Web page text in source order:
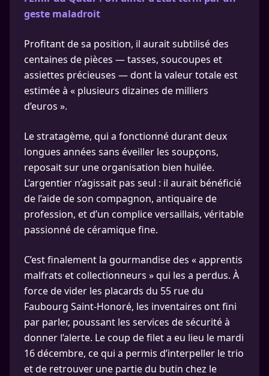
geste maladroit
Profitant de sa position, il aurait subtilisé des
centaines de pièces — tasses, soucoupes et
assiettes précieuses — dont la valeur totale est
estimée à « plusieurs dizaines de milliers
d’euros ».
Le stratagème, qui a fonctionné durant deux
longues années sans éveiller les soupçons,
reposait sur une organisation bien huilée.
L’argentier n’agissait pas seul : il aurait bénéficié
de l’aide de son compagnon, antiquaire de
profession, et d’un complice versaillais, véritable
passionné de céramique fine.
C’est finalement la gourmandise des « apprentis
malfrats et collectionneurs » qui les a perdus. À
force de vider les placards du 55 rue du
Faubourg Saint-Honoré, les inventaires ont fini
par parler, poussant les services de sécurité à
donner l’alerte. Le coup de filet a eu lieu le mardi
16 décembre, ce qui a permis d’interpeller le trio
et de retrouver une partie du butin chez le